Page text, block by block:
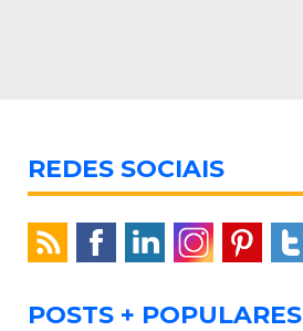
REDES SOCIAIS
POSTS + POPULARES